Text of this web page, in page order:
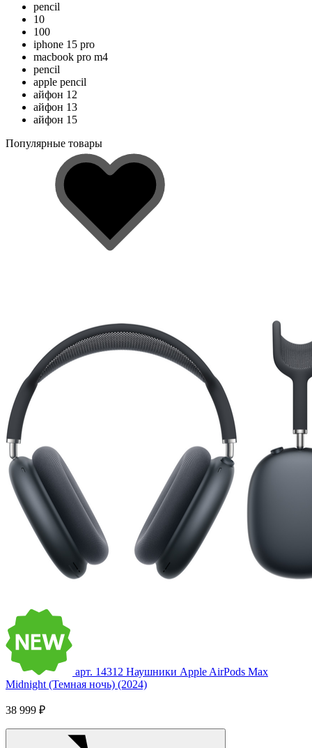
pencil
10
100
iphone 15 pro
macbook pro m4
pencil
apple pencil
айфон 12
айфон 13
айфон 15
Популярные товары
арт. 14312 Наушники Apple AirPods Max
Midnight (Темная ночь) (2024)
38 999 ₽